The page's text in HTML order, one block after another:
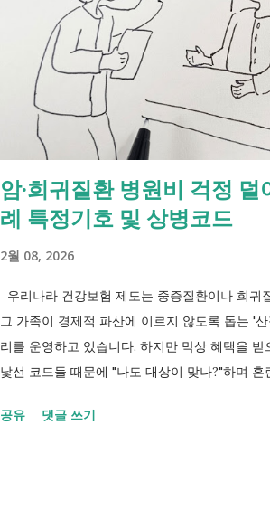
수급자 목적 취업 지원 자립 준비 수급 유지 조
수당 자활사업 참여, 자활급여 자활사업 또는 취
신청 상황에 따라 참여 사실상 의무 즉, 국민취
는 사람을 돕는 제도입니다. 자활근로 는 일한
지원하는 제도입니다. 조건부수급자 는 하나의
받는 과정에서 일정한 참여 의무가 있는 상태를
계급여 바로가기] - [2026 최신] 근로능력 있어
건부과유예·제시유예 취업을 준비하는 청년이라
씨는 29세입니다. 현재 직장이 없고 취업을 준비
들이 가장 먼저 알아보는 것이 국민취업지원제
해 취업 상담을 받고, 직업훈련에 참여하고, 요
받을 수도 있기 때문입니다. 중요한 점은 실제
암·희귀질환 병원비 걱정
례 특정기호 및 상병코드
2월 08, 2026
우리나라 건강보험 제도는 중증질환이나 희귀
그 가족이 경제적 파산에 이르지 않도록 돕는 '
리를 운영하고 있습니다. 하지만 막상 혜택을
낯선 코드들 때문에 "나도 대상이 맞나?"하며 혼
닙니다. 여러분의 병원비를 90%에서 최대 95%
공유 댓글 쓰기